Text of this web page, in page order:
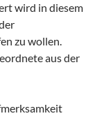
wird in diesem
zu wollen.
aus der